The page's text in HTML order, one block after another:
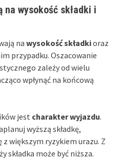
na wysokość składki i
na wysokość składkioraz
przypadku. Oszacowanie
zależy od wielu
wpłynąć na końcową
jest charakter wyjazdu.
wyższą składkę,
większym ryzykiem urazu. Z
składka może być niższa.